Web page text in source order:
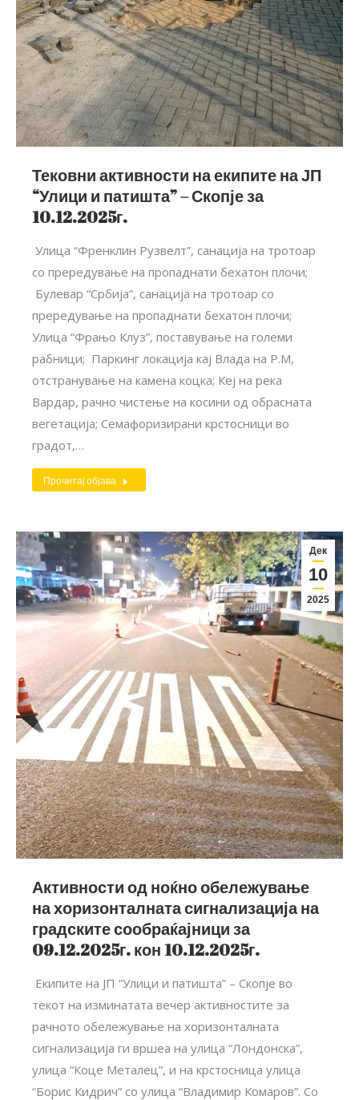
Тековни активности на екипите на ЈП
“Улици и патишта” – Скопје за
10.12.2025г.
Улица “Френклин Рузвелт”, санација на тротоар
со прередување на пропаднати бехатон плочи;
Булевар “Србија”, санација на тротоар со
прередување на пропаднати бехатон плочи;
Улица “Фрањо Клуз”, поставување на големи
рабници; Паркинг локација кај Влада на Р.М,
отстранување на камена коцка; Кеј на река
Вардар, рачно чистење на косини од обрасната
вегетација; Семафоризирани крстосници во
градот,…
Прочитај објава
Дек
10
2025
Активности од ноќно обележување
на хоризонталната сигнализација на
градските сообраќајници за
09.12.2025г. кон 10.12.2025г.
Екипите на ЈП “Улици и патишта” – Скопје во
текот на изминатата вечер активностите за
рачното обележување на хоризонталната
сигнализација ги вршеа на улица “Лондонска”,
улица “Коце Металец”, и на крстосница улица
“Борис Кидрич” со улица “Владимир Комаров”. Со